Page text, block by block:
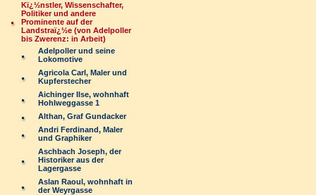
Kï¿½nstler, Wissenschafter,
Politiker und andere
Prominente auf der
Landstraï¿½e (von Adelpoller
bis Zwerenz: in Arbeit)
Adelpoller und seine
Lokomotive
Agricola Carl, Maler und
Kupferstecher
Aichinger Ilse, wohnhaft
Hohlweggasse 1
Althan, Graf Gundacker
Andri Ferdinand, Maler
und Graphiker
Aschbach Joseph, der
Historiker aus der
Lagergasse
Aslan Raoul, wohnhaft in
der Weyrgasse